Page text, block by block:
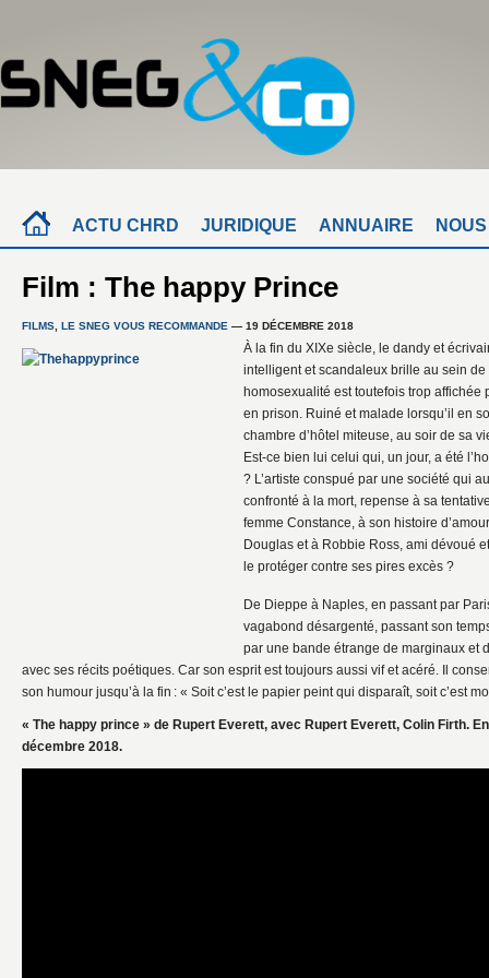
ACTU CHRD JURIDIQUE ANNUAIRE
Film : The happy Prince
FILMS LE SNEG VOUS RECOMMANDE — 19 DÉCEMBRE 2018
À la fin du XIXe siècle, le dandy et
intelligent et scandaleux brille au sein
homosexualité est toutefois trop
en prison. Ruiné et malade lorsqu’il en
chambre d’hôtel miteuse, au soir de sa
Est-ce bien lui celui qui, un jour, a été
? L’artiste conspué par une société qui
confronté à la mort, repense à sa
femme Constance, à son histoire
Douglas et à Robbie Ross, ami dévoué
le protéger contre ses pires excès ?
De Dieppe à Naples, en passant par
vagabond désargenté, passant son
par une bande étrange de marginaux et
avec ses récits poétiques. Car son esprit est toujours aussi vif et acéré. Il
son humour jusqu’à la fin : « Soit c’est le papier peint qui disparaît, soit c’est
« The happy prince » de Rupert Everett, avec Rupert Everett, Colin Firth.
décembre 2018.